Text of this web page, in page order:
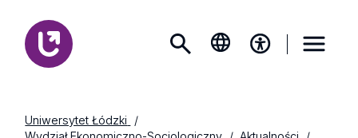
Uniwersytet Łódzki